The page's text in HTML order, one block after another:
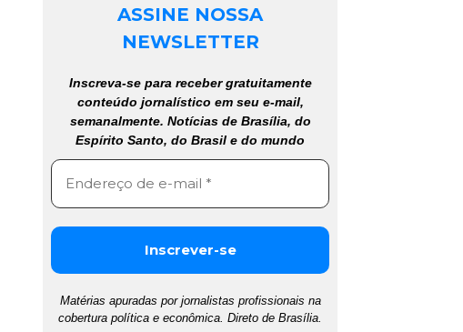
ASSINE NOSSA
NEWSLETTER
Inscreva-se para receber gratuitamente
conteúdo jornalístico em seu e-mail,
semanalmente. Notícias de Brasília, do
Espírito Santo, do Brasil e do mundo
Matérias apuradas por jornalistas profissionais na
cobertura política e econômica. Direto de Brasília.